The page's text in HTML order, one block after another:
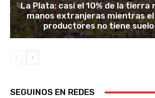
La Plata: casi el 10% de la tierra
manos extranjeras mientras el
productores no tiene
SEGUINOS EN REDES